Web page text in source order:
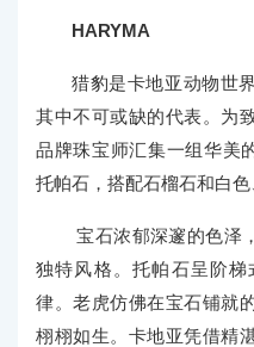
HARYMA
猎豹是卡地亚动物世
其中不可或缺的代表。为
品牌珠宝师汇集一组华美
托帕石，搭配石榴石和白色
宝石浓郁深邃的色泽
独特风格。托帕石呈阶
律。老虎仿佛在宝石铺就
栩栩如生。卡地亚凭借精